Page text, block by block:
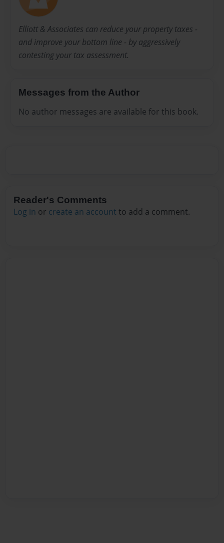
Elliott & Associates can reduce your property taxes -
and improve your bottom line - by aggressively
contesting your tax assessment.
Messages from the Author
No author messages are available for this book.
Reader's Comments
Log in or create an account to add a comment.